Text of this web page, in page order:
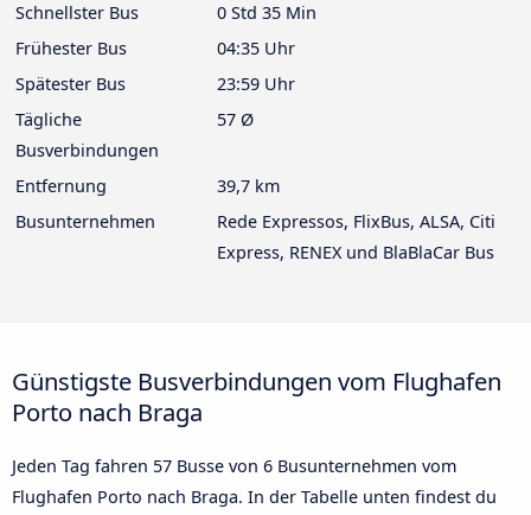
Schnellster Bus
0 Std 35 Min
Frühester Bus
04:35 Uhr
Spätester Bus
23:59 Uhr
Tägliche
Busverbindungen
57 Ø
Entfernung
39,7 km
Busunternehmen
Rede Expressos, FlixBus, ALSA, Citi
Express, RENEX und BlaBlaCar Bus
Günstigste Busverbindungen vom Flughafen
Porto nach Braga
Jeden Tag fahren 57 Busse von 6 Busunternehmen vom
Flughafen Porto nach Braga. In der Tabelle unten findest du